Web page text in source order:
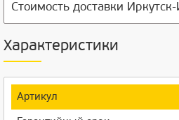
Стоимость доставки Иркутск-
Характеристики
Артикул